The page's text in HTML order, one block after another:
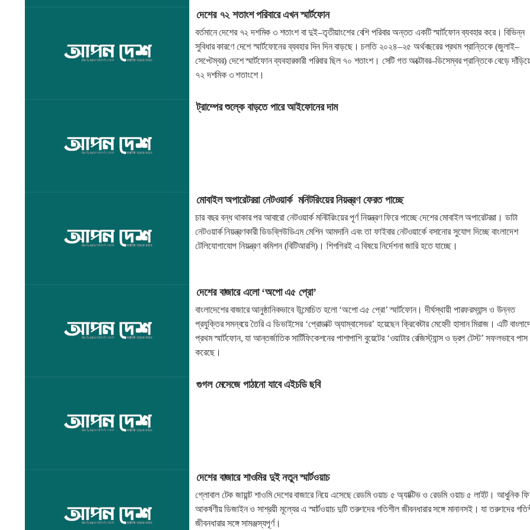
দেশের ৭২ শতাংশ পরিবারে এখন স্মার্টফোন
বর্তমানে দেশের ৭২ দশমিক ৩ শতাংশ বা দুই–তৃতীয়াংশের বেশি পরিবার অন্তত একটি স্মার্টফোন ব্যবহার করে। বিভিন্ন
সুবিধার কারণে দেশে স্মার্টফোনের ব্যবহার দিন দিন বাড়ছে। চলতি ২০২৪–২৫ অর্থবছরের প্রথম প্রান্তিকে (জুলাই–
সেপ্টেম্বর) দেশে স্মার্টফোন ব্যবহারকারী পরিবার ছিল ৭০ শতাংশ। সেটি গত অক্টোবর–ডিসেম্বর প্রান্তিকে বেড়ে
৭২ দশমিক ৩ শতাংশে।
ট্রাম্পের শুল্কে বাড়তে পারে আইফোনের দাম
মোবাইল অপারেটররা নেটওয়ার্ক মনিটরিংয়ের নিয়ন্ত্রণ ফেরত পাচ্ছে
চার বছর বন্ধ থাকার পর আবারো নেটওয়ার্ক মনিটরিংয়ের পূর্ণ নিয়ন্ত্রণ ফিরে পাচ্ছে দেশের মোবাইল অপারেটররা। ডাটা
নেটওয়ার্ক নিয়ন্ত্রণকারী ডিডব্লিউডিএম মেশিন আমদানি এবং তা ফাইবার নেটওয়ার্কে বসানোর সুযোগ দিচ্ছে বাংলাদেশ
টেলিযোগাযোগ নিয়ন্ত্রণ কমিশন (বিটিআরসি)। শিগগিরই এ বিষয়ে নির্দেশনা জারি হতে যাচ্ছে।
দেশের বাজারে এলো ‘অপো এ৫ প্রো’
বাংলাদেশের বাজারে আনুষ্ঠানিকভাবে উন্মোচিত হলো ‘অপো এ৫ প্রো’ স্মার্টফোন। দীর্ঘস্থায়ী পারফরম্যান্স ও উন্নত
প্রযুক্তির সমন্বয়ে তৈরি এ ডিভাইসের ‘প্রোডাক্ট অ্যাম্বাসেডর’ হয়েছেন ক্রিকেটার মেহেদী হাসান মিরাজ। এটি
প্রথম স্মার্টফোন, যা আন্তর্জাতিক সার্টিফিকেশনের পাশাপাশি বুয়েটের ‘ওয়াটার রেজিস্ট্যান্স ও ড্রপ টেস্ট’ সফলভাবে পাস
করেছে।
গুগল মেসেজে পাঠানো যাবে এইচডি ছবি
দেশের বাজারে শাওমির দুই নতুন স্মার্টওয়াচ
গ্লোবাল টেক জায়ান্ট শাওমি দেশের বাজারে নিয়ে এসেছে রেডমি ওয়াচ ৫ অ্যাক্টিভ ও রেডমি ওয়াচ ৫ লাইট। আধুনিক
আকর্ষণীয় ডিজাইন ও সাশ্রয়ী মূল্যের এ স্মার্টওয়াচ দুটি তরুণদের গতিশীল জীবনধারার সঙ্গে মানানসই। যা তরুণদের
জীবনধারার সঙ্গে সামঞ্জস্যপূর্ণ।